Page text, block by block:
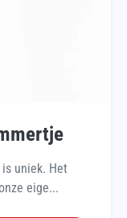
uniek. Het
eige...